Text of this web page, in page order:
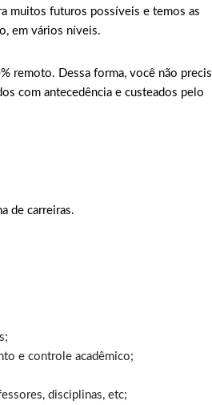
muitos futuros possíveis e temos as
em vários níveis.
remoto. Dessa forma, você não
com antecedência e custeados pelo
de carreiras.
e controle acadêmico;
disciplinas, etc;